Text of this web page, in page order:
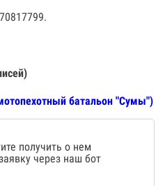
батальон "Сумы")
получить о нем
через наш бот